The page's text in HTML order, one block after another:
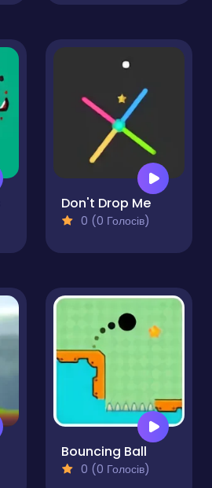
Don't Drop Me
0 (0 Голосів)
Bouncing Ball
0 (0 Голосів)